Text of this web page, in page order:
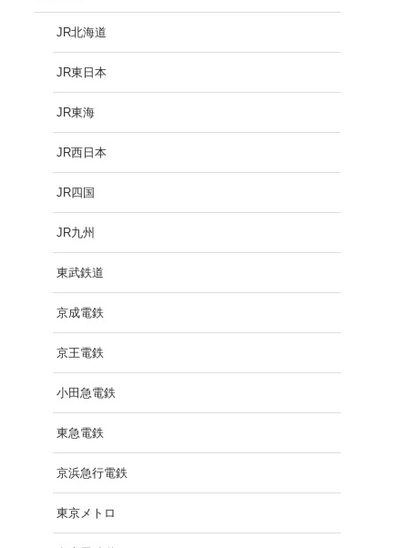
JR北海道
JR東日本
JR東海
JR西日本
JR四国
JR九州
東武鉄道
京成電鉄
京王電鉄
小田急電鉄
東急電鉄
京浜急行電鉄
東京メトロ